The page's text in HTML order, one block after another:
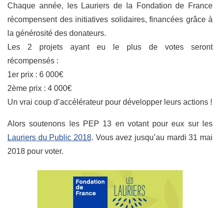
Chaque année, les Lauriers de la Fondation de France
récompensent des initiatives solidaires, financées grâce à
la générosité des donateurs.
Les 2 projets ayant eu le plus de votes seront
récompensés :
1er prix : 6 000€
2ème prix : 4 000€
Un vrai coup d’accélérateur pour développer leurs actions !
Alors soutenons les PEP 13 en votant pour eux sur les
Lauriers du Public 2018. Vous avez jusqu’au mardi 31 mai
2018 pour voter.